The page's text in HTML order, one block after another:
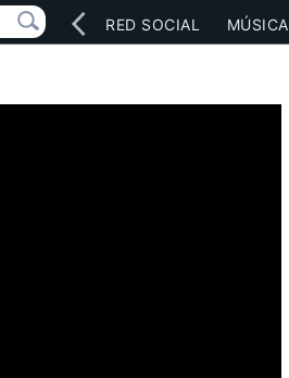
ARTISTAS RED SOCIAL MÚSICA